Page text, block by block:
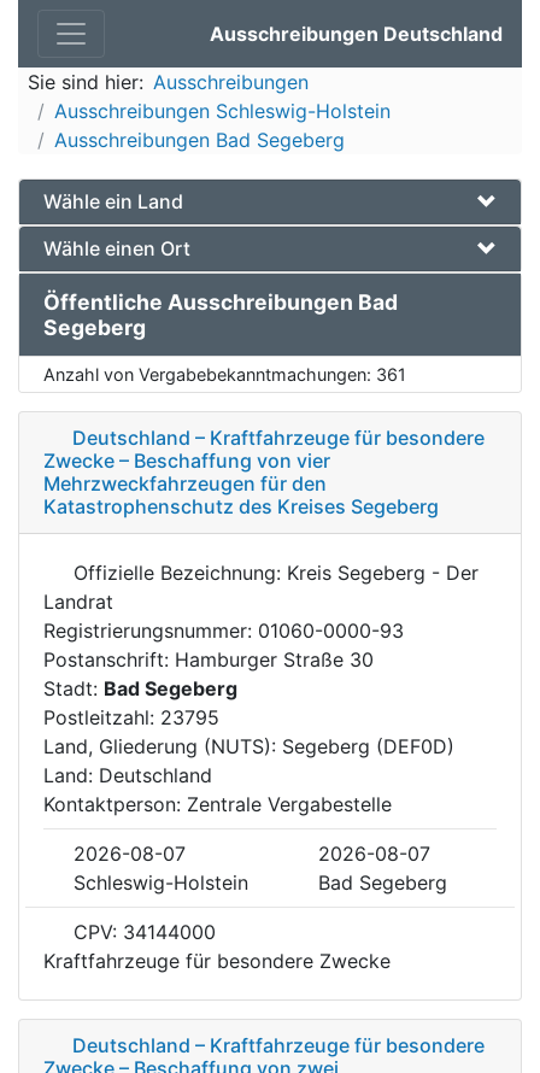
Ausschreibungen Deutschland
Sie sind hier: Ausschreibungen
Ausschreibungen Schleswig-Holstein
Ausschreibungen Bad Segeberg
Wähle ein Land
Wähle einen Ort
Öffentliche Ausschreibungen Bad
Segeberg
Anzahl von Vergabebekanntmachungen: 361
Deutschland – Kraftfahrzeuge für besondere
Zwecke – Beschaffung von vier
Mehrzweckfahrzeugen für den
Katastrophenschutz des Kreises Segeberg
Offizielle Bezeichnung: Kreis Segeberg - Der
Landrat
Registrierungsnummer: 01060-0000-93
Postanschrift: Hamburger Straße 30
Stadt: Bad Segeberg
Postleitzahl: 23795
Land, Gliederung (NUTS): Segeberg (DEF0D)
Land: Deutschland
Kontaktperson: Zentrale Vergabestelle
2026-08-07
2026-08-07
Schleswig-Holstein
Bad Segeberg
CPV: 34144000
Kraftfahrzeuge für besondere Zwecke
Deutschland – Kraftfahrzeuge für besondere
Zwecke – Beschaffung von zwei